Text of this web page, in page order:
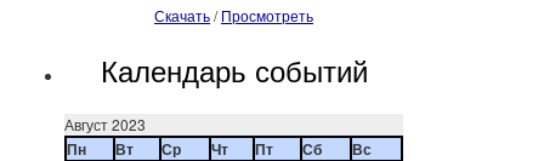
Скачать/Просмотреть
Календарь событий
Август 2023
Пн Вт Ср Чт Пт Сб Вс